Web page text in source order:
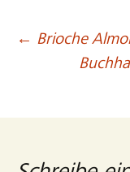
← Brioche